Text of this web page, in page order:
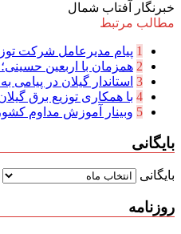
خبرنگار آفتاب شمال
مطالب مرتبط
1 پیام مدیرعامل شركت
2 همزمان با اربعین حسینی؛
3 استاندار گیلان در پیامی
4 با همکاری توزیع برق
5 وبینار آموزش مداوم
بایگانی
بایگانی
روزنامه